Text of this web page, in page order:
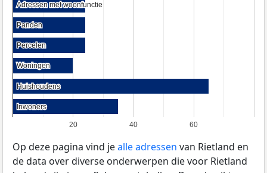
20 40 60
Adressen met woonfunctie
Adressen met woonfunctie
Panden
Panden
Percelen
Percelen
Woningen
Woningen
Huishoudens
Huishoudens
Inwoners
Inwoners
Op deze pagina vind jealle adressen van Rietland en
de data over diverse onderwerpen die voor Rietland